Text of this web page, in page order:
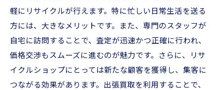
軽にリサイクルが行えます。特に忙しい日常生活を送る
方には、大きなメリットです。また、専門のスタッフが
自宅に訪問することで、査定が迅速かつ正確に行われ、
価格交渉もスムーズに進むのが魅力です。さらに、リサ
イクルショップにとっては新たな顧客を獲得し、集客に
つながる効果があります。出張買取を利用することで、